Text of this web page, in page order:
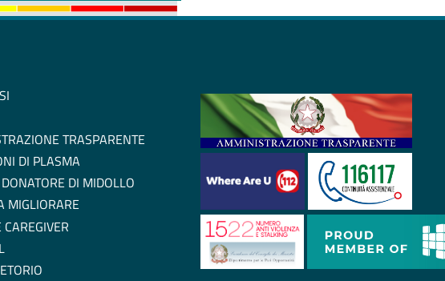
TRASPARENTE
DI PLASMA
DI MIDOLLO
MIGLIORARE
CAREGIVER